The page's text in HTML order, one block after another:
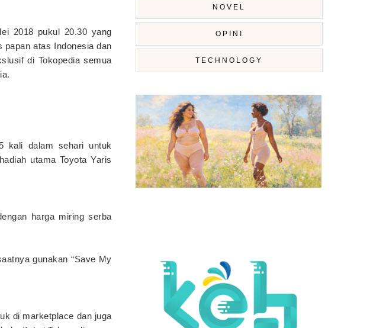
2018 pukul 20.30 yang
papan atas Indonesia dan
di Tokopedia semua
kali dalam sehari untuk
utama Toyota Yaris
harga miring serba
gunakan “Save My
di marketplace dan juga
NOVEL
OPINI
TECHNOLOGY